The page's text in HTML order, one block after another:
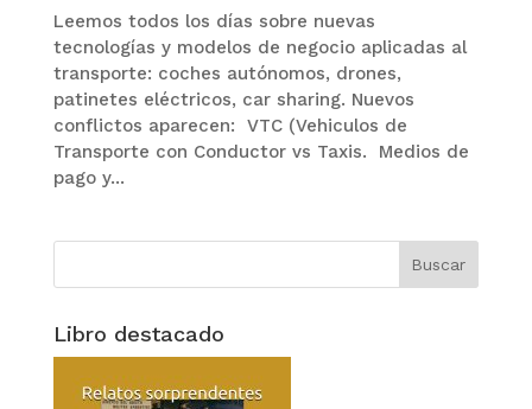
Leemos todos los días sobre nuevas
tecnologías y modelos de negocio aplicadas al
transporte: coches autónomos, drones,
patinetes eléctricos, car sharing. Nuevos
conflictos aparecen: VTC (Vehiculos de
Transporte con Conductor vs Taxis. Medios de
pago y...
Libro destacado